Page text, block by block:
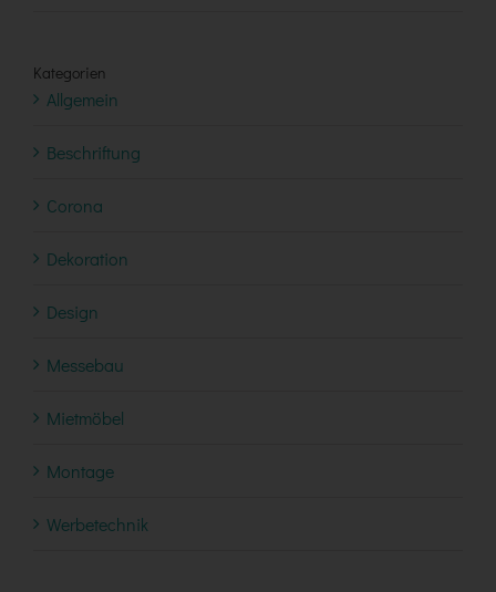
Kategorien
Allgemein
Beschriftung
Corona
Dekoration
Design
Messebau
Mietmöbel
Montage
Werbetechnik